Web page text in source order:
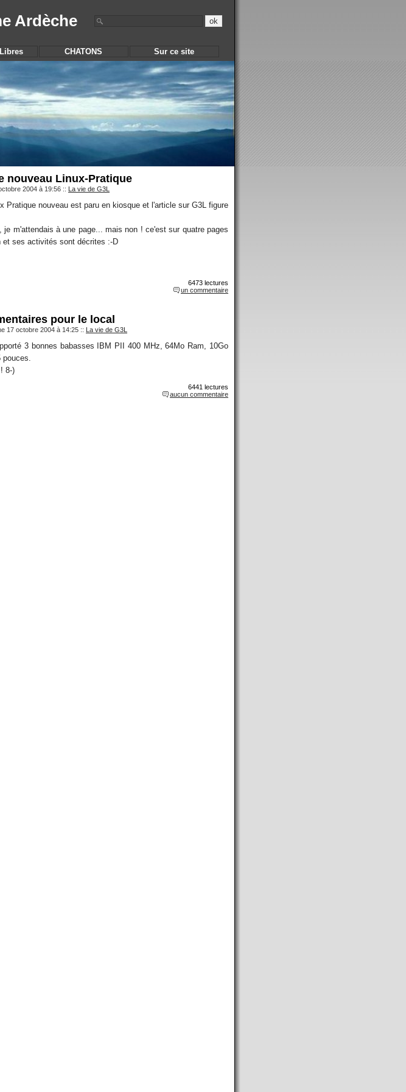
Ardèche
nouveau Linux-Pratique
2004 à 19:56 :: La vie de G3L
Pratique nouveau est paru en kiosque et l'article sur G3L figure
je m'attendais à une page... mais non ! ce'est sur quatre pages
et ses activités sont décrites :-D
6473 lectures
un commentaire
pour le local
17 octobre 2004 à 14:25 :: La vie de G3L
3 bonnes babasses IBM PII 400 MHz, 64Mo Ram, 10Go
pouces.
8-)
6441 lectures
aucun commentaire
CHATONS Sur ce site